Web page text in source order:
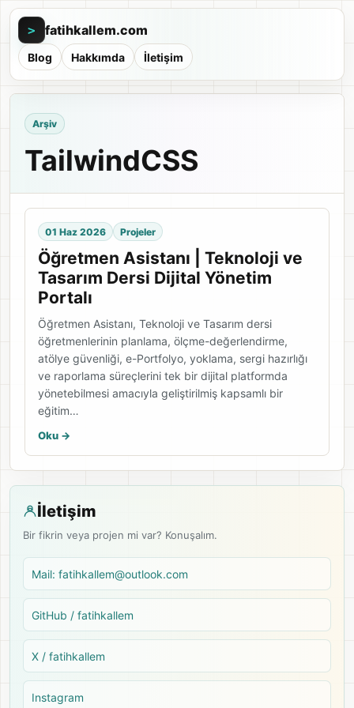
> fatihkallem.com
Blog Hakkımda İletişim
Arşiv
TailwindCSS
01 Haz 2026 Projeler
Öğretmen Asistanı | Teknoloji ve
Tasarım Dersi Dijital Yönetim
Portalı
Öğretmen Asistanı, Teknoloji ve Tasarım dersi
öğretmenlerinin planlama, ölçme-değerlendirme,
atölye güvenliği, e-Portfolyo, yoklama, sergi hazırlığı
ve raporlama süreçlerini tek bir dijital platformda
yönetebilmesi amacıyla geliştirilmiş kapsamlı bir
eğitim…
Oku ->
İletişim
Bir fikrin veya projen mi var? Konuşalım.
Mail: fatihkallem@outlook.com
GitHub / fatihkallem
X / fatihkallem
Instagram